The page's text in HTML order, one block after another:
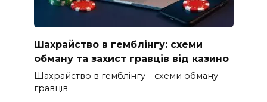
Шахрайство в гемблінгу: схеми
обману та захист гравців від казино
Шахрайство в гемблінгу – схеми обману
гравців